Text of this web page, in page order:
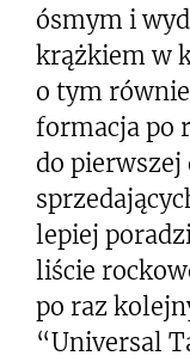
ósmym i
krążkiem w
o tym
formacja po
do
lepiej
liście
po raz
“Universal